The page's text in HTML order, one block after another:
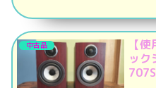
中古品
【
ッ